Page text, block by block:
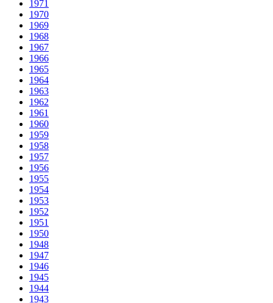
1971
1970
1969
1968
1967
1966
1965
1964
1963
1962
1961
1960
1959
1958
1957
1956
1955
1954
1953
1952
1951
1950
1948
1947
1946
1945
1944
1943